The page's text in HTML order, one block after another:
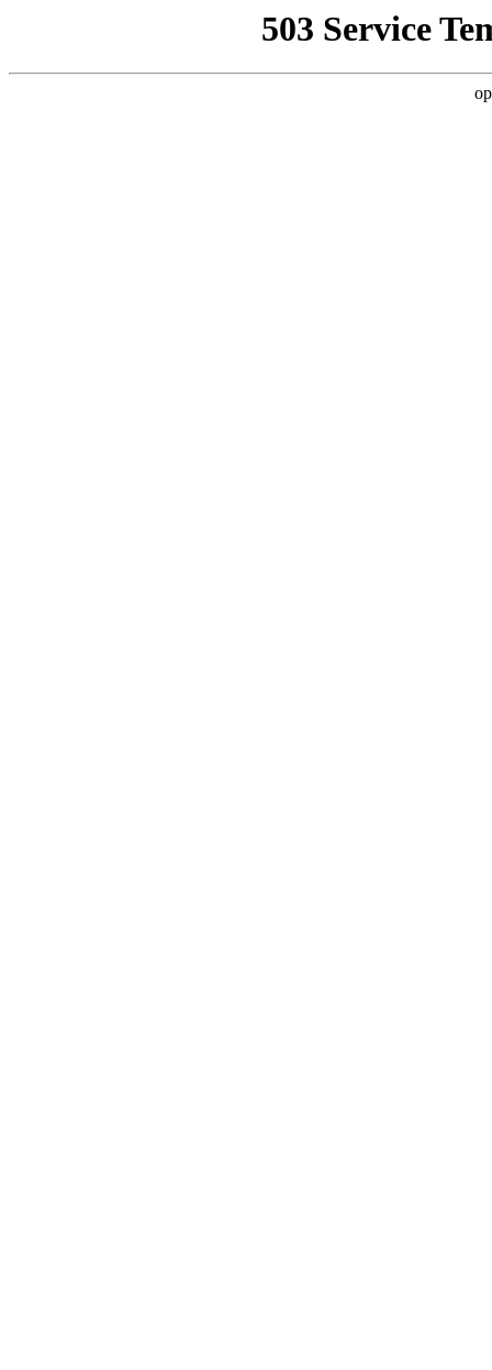
503 Service